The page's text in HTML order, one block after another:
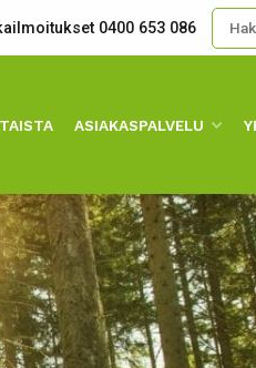
0400 653 086
ASIAKASPALVELU